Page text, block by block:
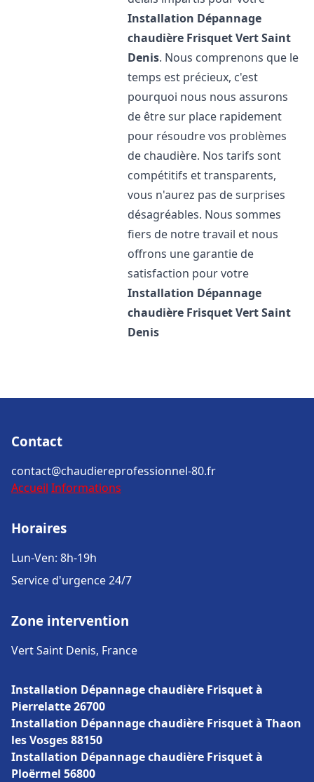
Installation Dépannage
chaudière FrisquetVert Saint
Denis. Nous comprenons que le
temps est précieux, c'est
pourquoi nous nous assurons
de être sur place rapidement
pour résoudre vos problèmes
de chaudière. Nos tarifs sont
compétitifs et transparents,
vous n'aurez pas de surprises
désagréables. Nous sommes
fiers de notre travail et nous
offrons une garantie de
satisfaction pour votre
Installation Dépannage
chaudière FrisquetVert Saint
Denis
Contact
contact@chaudiereprofessionnel-80.fr
Accueil Informations
Horaires
Lun-Ven: 8h-19h
Service d'urgence 24/7
Zone intervention
Vert Saint Denis, France
Installation Dépannage chaudière Frisquet à
Pierrelatte 26700
Installation Dépannage chaudière Frisquet à Thaon
les Vosges 88150
Installation Dépannage chaudière Frisquet à
Ploërmel 56800